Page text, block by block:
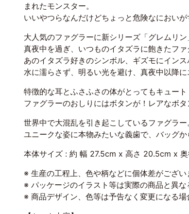
まれたモンスター。
いいやつらなんだけどちょっと危険なにおい
大人気のファグラーに新シリーズ「グレムリン
真夜中を過ぎ、いつものイタズラに飽きたフ
あのイタズラ好きのシンボル、ギズモにイン
水に濡らさず、明るい光を避け、真夜中以降
特徴的な耳とふさふさの体がとってもキュート
ファグラーのおしりにはボタンが！レアなボ
世界中で大混乱を引き起こしているファグラー
ユニークな姿に本物みたいな義歯で、バッグ
本体サイズ : 約 幅 27.5cm x 高さ 20.5cm x
※ 生産の工程上、色や柄などに個体差がござい
※ パッケージのイラスト等は実際の商品と異な
※ 商品デザイン、色等は予告なく変更になる場